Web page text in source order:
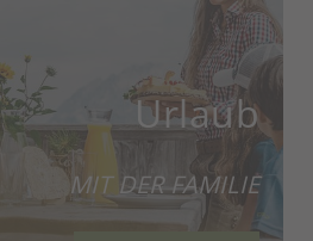
Urlaub
MIT DER FAMILIE